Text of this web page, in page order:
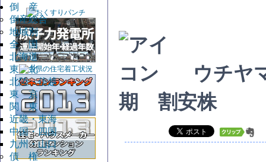
倒 産
倒産総合
地域別
全 国
北海道
東 北
北陸・信越
東 京
関 東
近畿・東海
中国・四国
九州・山口
債 権
ウチヤ
期 割安株